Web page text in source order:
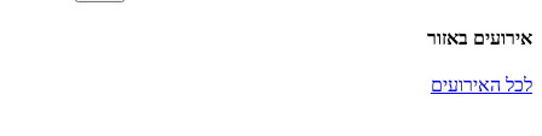
אירועים באזור
לכל האירועים